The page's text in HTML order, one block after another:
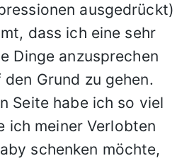
ausgedrückt)
dass ich eine sehr
Dinge anzusprechen
Grund zu gehen.
Seite habe ich so viel
ich meiner Verlobten
schenken möchte,